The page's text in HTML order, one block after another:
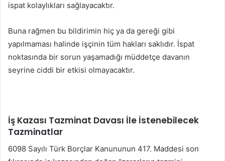
ispat kolaylıkları sağlayacaktır.
Buna rağmen bu bildirimin hiç ya da gereği gibi
yapılmaması halinde işçinin tüm hakları saklıdır. İspat
noktasında bir sorun yaşamadığı müddetçe davanın
seyrine ciddi bir etkisi olmayacaktır.
İş Kazası Tazminat Davası İle İstenebilecek
Tazminatlar
6098 Sayılı Türk Borçlar Kanununun 417. Maddesi son